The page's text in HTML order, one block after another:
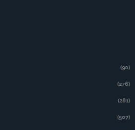
(90)
(276)
(281)
(507)